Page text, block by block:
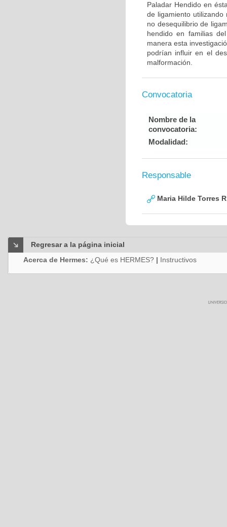
Paladar Hendido en
de ligamiento
no desequilibrio de
hendido en familias
manera esta
podrían influir en el
malformación.
Convocatoria
Nombre de la
convocatoria:
Modalidad:
Responsable
Maria Hilde Torres
Regresar a la página inicial
Acerca de Hermes: ¿Qué es HERMES? | Instructivos